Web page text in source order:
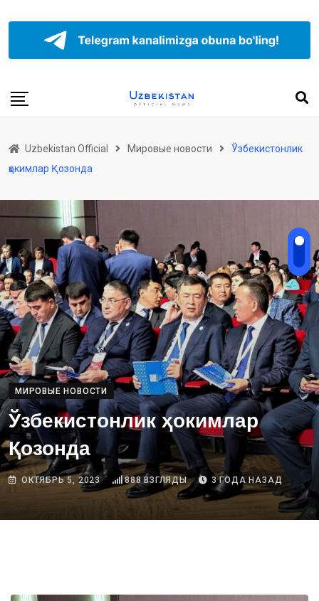
Uzbekistan Official Мировые новости
Ўзбекистонлик
ҳокимлар Қозонда
МИРОВЫЕ НОВОСТИ
Ўзбекистонлик ҳокимлар
Қозонда
ОКТЯБРЬ 5, 2023 888ВЗГЛЯДЫ 3 ГОДА НАЗАД